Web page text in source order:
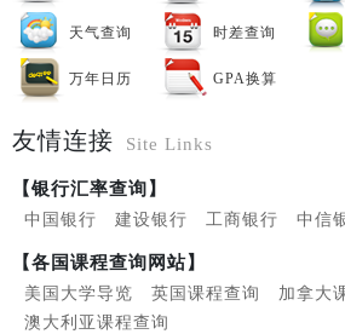
天气查询 时差查询
万年日历 GPA换算
友情连接 Site Links
【银行汇率查询】
中国银行 建设银行 工商银行 中信
【各国课程查询网站】
美国大学导览 英国课程查询
加拿大
澳大利亚课程查询